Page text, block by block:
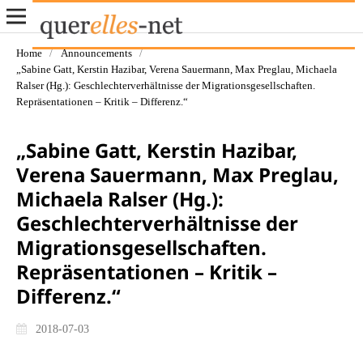
Home / Announcements
/
„Sabine Gatt, Kerstin Hazibar, Verena Sauermann, Max Preglau, Michaela
Ralser (Hg.): Geschlechterverhältnisse der Migrationsgesellschaften.
Repräsentationen – Kritik – Differenz.“
„Sabine Gatt, Kerstin Hazibar,
Verena Sauermann, Max Preglau,
Michaela Ralser (Hg.):
Geschlechterverhältnisse der
Migrationsgesellschaften.
Repräsentationen – Kritik –
Differenz.“
2018-07-03